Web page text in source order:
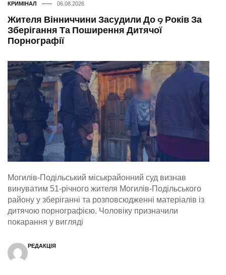
КРИМІНАЛ 06.08.2026
Жителя Вінниччини Засудили До 9 Років За
Зберігання Та Поширення Дитячої
Порнографії
Могилів-Подільський міськрайонний суд визнав
винуватим 51-річного жителя Могилів-Подільського
району у зберіганні та розповсюдженні матеріалів із
дитячою порнографією. Чоловіку призначили
покарання у вигляді
РЕДАКЦІЯ